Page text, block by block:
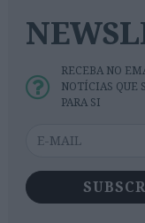
RECEBA NO
NOTÍCIAS QUE
PARA SI